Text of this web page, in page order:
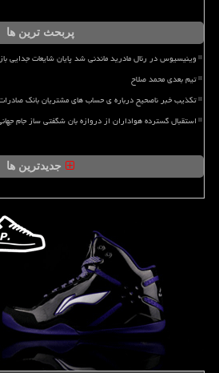
پربحث ترین ها
وینیسیوس در رئال مادرید ماندنی شد پایان شایعات جدایی
تیم بعدی محمد صلاح
تکذیب خبر ناصحیح درباره ی حساب های مشتریان بانک
استقبال گسترده هواداران از دروازه بان شگفتی ساز جام
جدیدترین ها